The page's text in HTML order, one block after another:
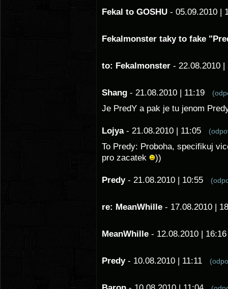
Fekal to GOSHU - 05.09.2010
Fekalmonster taky to fake
to: Fekalmonster - 22.08.2010
Shang - 21.08.2010 | 11:19
Je PredY a pak je tu jenom
Lojya - 21.08.2010 | 11:05
To Predy: Proboha, specifikuj
pro zacatek
))
Predy - 21.08.2010 | 10:55
re: MeanWhille - 17.08.2010 |
MeanWhille - 12.08.2010 |
Predy - 10.08.2010 | 11:11